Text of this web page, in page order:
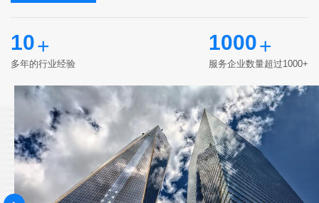
10+
多年的行业经验
1000+
服务企业数量超过1000+